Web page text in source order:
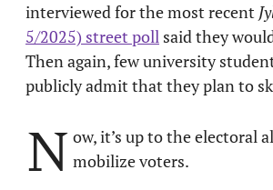
interviewed for the most recent
5/2025) street poll said they
Then again, few university
publicly admit that they plan to
N ow, it’s up to the electoral
mobilize voters.